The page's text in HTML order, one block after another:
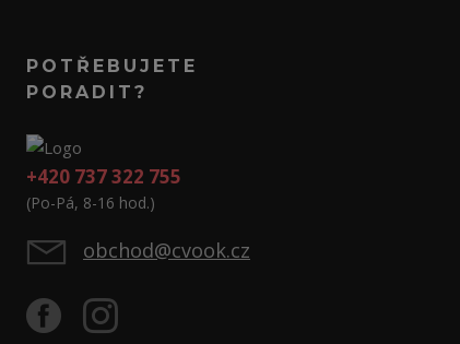
POTŘEBUJETE
PORADIT?
+420 737 322 755
(Po-Pá, 8-16 hod.)
obchod@cvook.cz